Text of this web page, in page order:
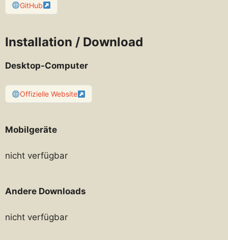
GitHub
Installation / Download
Desktop-Computer
Offizielle Website
Mobilgeräte
nicht verfügbar
Andere Downloads
nicht verfügbar